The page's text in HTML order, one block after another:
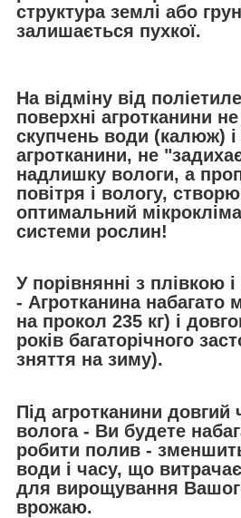
структура землі або
залишається пухкої.
На відміну від
поверхні агротканини
скупчень води (калюж) і
агротканини, не
надлишку вологи, а
повітря і вологу,
оптимальний
системи рослин!
У порівнянні з плівкою
- Агротканина набагато
на прокол 235 кг) і
років багаторічного
зняття на зиму).
Під агротканини довгий
волога - Ви будете
робити полив -
води і часу, що
для вирощування
врожаю.